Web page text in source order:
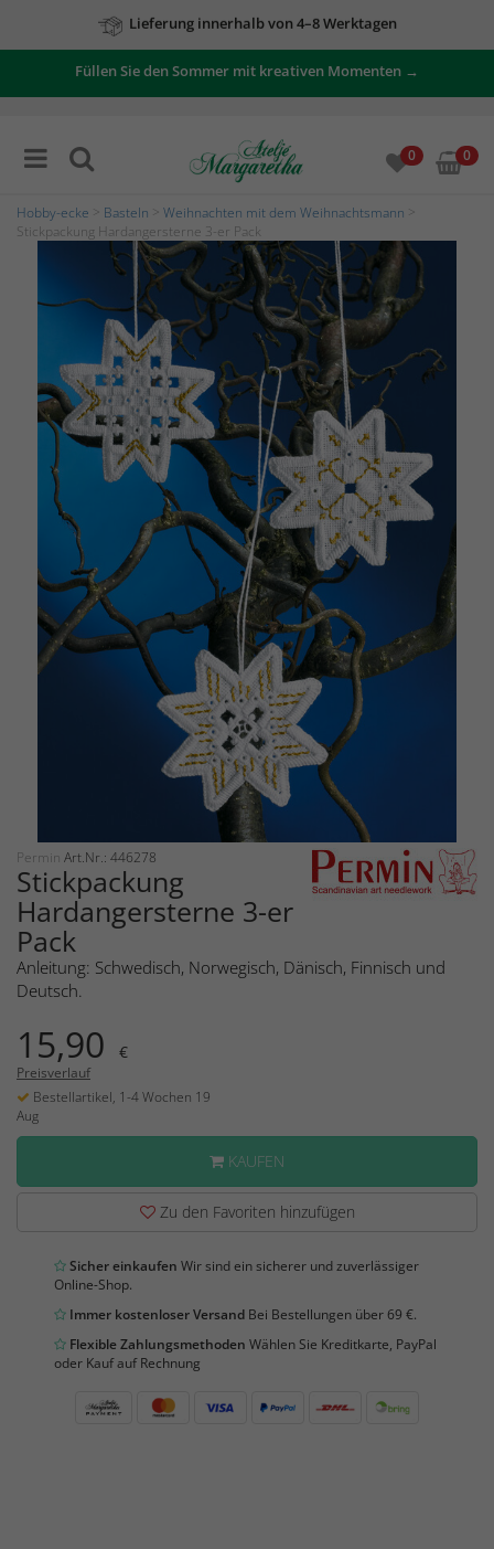
Zu unseren Angeboten
Füllen Sie den Sommer mit kreativen Momenten →
0 0
Hobby-ecke Basteln Weihnachten mit dem Weihnachtsmann
Stickpackung Hardangersterne 3-er Pack
Permin Art.Nr.: 446278
Stickpackung
Hardangersterne 3-er
Pack
Anleitung: Schwedisch, Norwegisch, Dänisch, Finnisch und
Deutsch.
15,90 €
Preisverlauf
Bestellartikel, 1-4 Wochen 19
Aug
KAUFEN
Zu den Favoriten hinzufügen
Sicher einkaufen Wir sind ein sicherer und zuverlässiger
Online-Shop.
Immer kostenloser Versand Bei Bestellungen über 69 €.
Flexible Zahlungsmethoden Wählen Sie Kreditkarte, PayPal
oder Kauf auf Rechnung